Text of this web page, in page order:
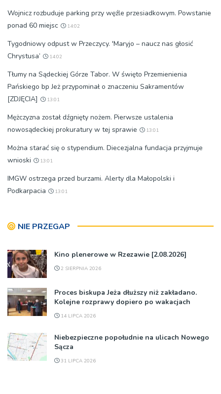
Wojnicz rozbuduje parking przy węźle przesiadkowym. Powstanie
ponad 60 miejsc
14:02
Tygodniowy odpust w Przeczycy. 'Maryjo – naucz nas głosić
Chrystusa’
14:02
Tłumy na Sądeckiej Górze Tabor. W święto Przemienienia
Pańskiego bp Jeż przypominał o znaczeniu Sakramentów
[ZDJĘCIA]
13:01
Mężczyzna został dźgnięty nożem. Pierwsze ustalenia
nowosądeckiej prokuratury w tej sprawie
13:01
Można starać się o stypendium. Diecezjalna fundacja przyjmuje
wnioski
13:01
IMGW ostrzega przed burzami. Alerty dla Małopolski i
Podkarpacia
13:01
NIE PRZEGAP
Kino plenerowe w Rzezawie [2.08.2026]
2 SIERPNIA 2026
Proces biskupa Jeża dłuższy niż zakładano.
Kolejne rozprawy dopiero po wakacjach
14 LIPCA 2026
Niebezpieczne popołudnie na ulicach Nowego
Sącza
31 LIPCA 2026